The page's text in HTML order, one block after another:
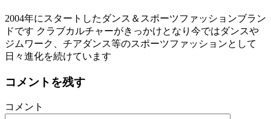
2004年にスタートしたダンス＆スポーツファッションブラン
ドです クラブカルチャーがきっかけとなり今ではダンスや
ジムワーク、チアダンス等のスポーツファッションとして
日々進化を続けています
コメントを残す
コメント